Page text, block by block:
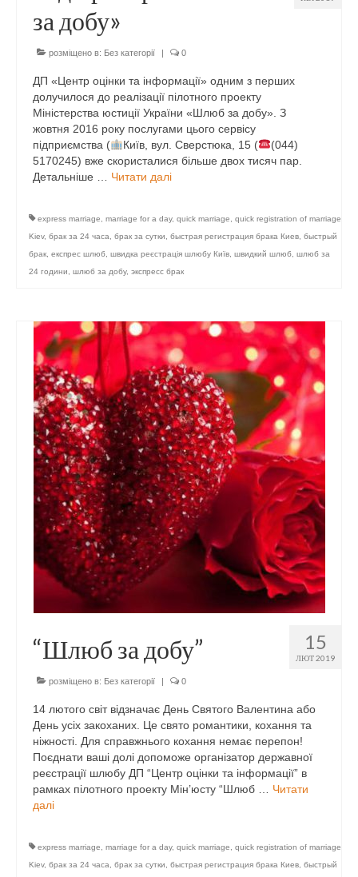
за добу»
розміщено в: Без категорії | 0
ДП «Центр оцінки та інформації» одним з перших
долучилося до реалізації пілотного проекту
Міністерства юстиції України «Шлюб за добу». З
жовтня 2016 року послугами цього сервісу
підприємства (
Київ, вул. Сверстюка, 15 (
(044)
5170245) вже скористалися більше двох тисяч пар.
Детальніше … Читати далі
express marriage marriage for a day, quick marriage
quick registration of marriage
Kiev, брак за 24 часа брак за сутки быстрая регистрация брака Киев быстрый
брак експрес шлюб швидка реєстрація шлюбу Київ швидкий шлюб шлюб за
24 години
шлюб за добу, экспресс брак
15
ЛЮТ 2019
“Шлюб за добу”
розміщено в: Без категорії | 0
14 лютого світ відзначає День Святого Валентина або
День усіх закоханих. Це свято романтики, кохання та
ніжності. Для справжнього кохання немає перепон!
Поєднати ваші долі допоможе організатор державної
реєстрації шлюбу ДП “Центр оцінки та інформації” в
рамках пілотного проекту Мін’юсту “Шлюб … Читати
далі
express marriage marriage for a day, quick marriage
quick registration of marriage
Kiev, брак за 24 часа брак за сутки быстрая регистрация брака Киев быстрый